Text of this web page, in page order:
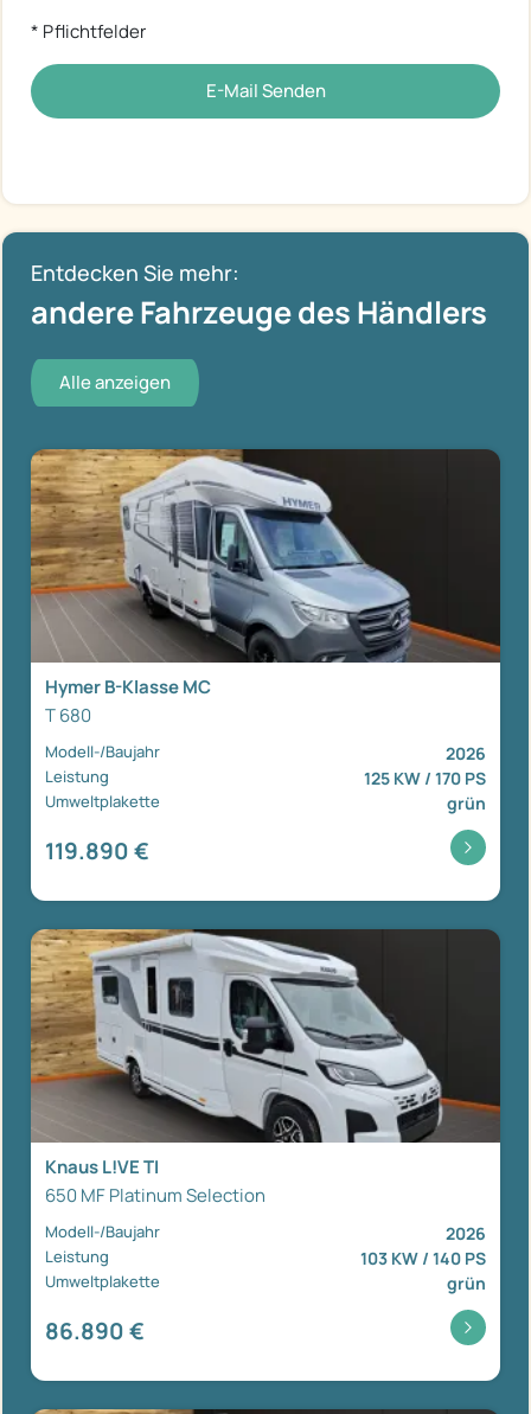
* Pflichtfelder
E-Mail Senden
Entdecken Sie mehr:
andere Fahrzeuge des Händlers
Alle anzeigen
Hymer B-Klasse MC
T 680
Modell-/Baujahr 2026
Leistung 125 KW / 170 PS
Umweltplakette grün
119.890 €
Knaus L!VE TI
650 MF Platinum Selection
Modell-/Baujahr 2026
Leistung 103 KW / 140 PS
Umweltplakette grün
86.890 €